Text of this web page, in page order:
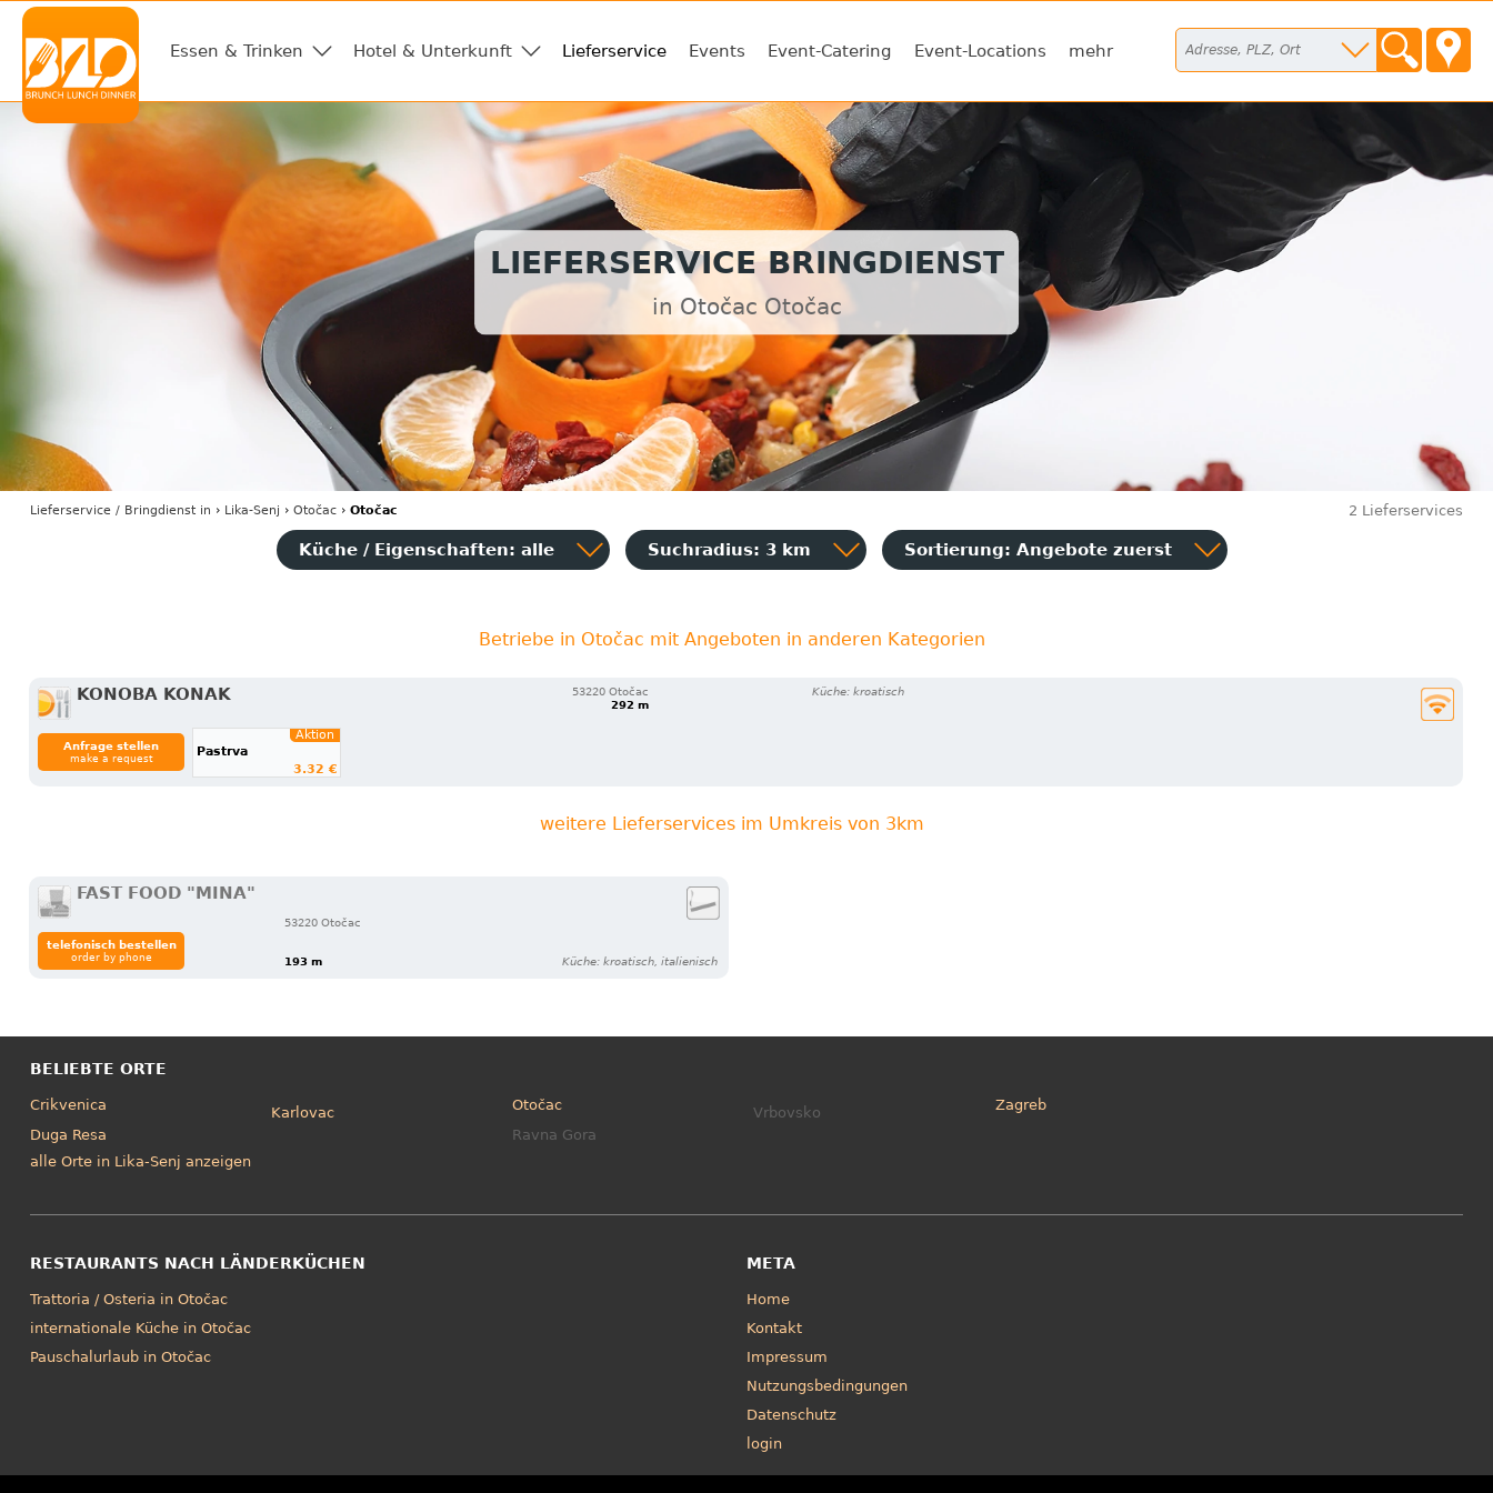
Essen & Trinken Hotel & Unterkunft Lieferservice Events Event-Catering Event-Locations mehr
LIEFERSERVICE BRINGDIENST
in Otočac Otočac
Lieferservice / Bringdienstin › Lika-Senj › Otočac› Otočac 2 Lieferservices
Küche / Eigenschaften: alle Suchradius: 3 km Sortierung: Angebote zuerst
Betriebe in Otočac mit Angeboten in anderen Kategorien
KONOBA KONAK
53220 Otočac
292 m
Küche: kroatisch
Anfrage stellen
make a request
Aktion
Pastrva
3.32 €
weitere Lieferservices im Umkreis von 3km
FAST FOOD "MINA"
53220 Otočac
193 m Küche: kroatisch, italienisch
telefonisch bestellen
order by phone
BELIEBTE ORTE
Crikvenica
Duga Resa
Karlovac
Otočac
Ravna Gora
Vrbovsko Zagreb
alle Orte in Lika-Senj anzeigen
RESTAURANTS NACH LÄNDERKÜCHEN
Trattoria / Osteria in Otočac
internationale Küche in Otočac
Pauschalurlaub in Otočac
META
Home
Kontakt
Impressum
Nutzungsbedingungen
Datenschutz
login